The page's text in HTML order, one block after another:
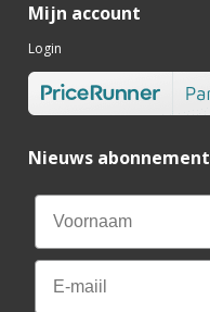
Mijn account
Login
Nieuws abonnement
Email